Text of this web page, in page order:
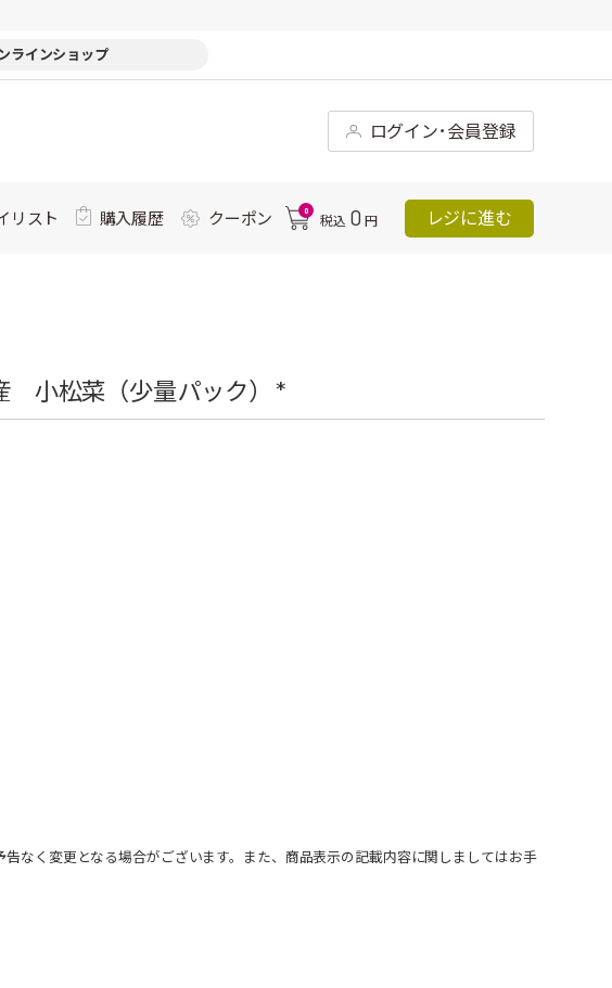
ラインショップ
ログイン･会員登録
リスト 購入履歴 クーポン 0
税込 0 円 レジに進む
小松菜（少量パック） *
なく変更となる場合がございます。また、商品表示の記載内容に関しましてはお手